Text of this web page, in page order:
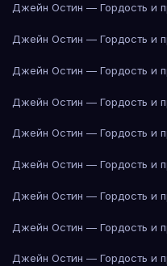
Джейн Остин — Гордость и
Джейн Остин — Гордость и
Джейн Остин — Гордость и
Джейн Остин — Гордость и
Джейн Остин — Гордость и
Джейн Остин — Гордость и
Джейн Остин — Гордость и
Джейн Остин — Гордость и
Джейн Остин — Гордость и